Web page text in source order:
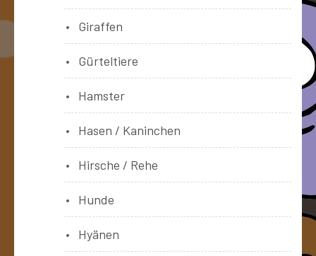
Giraffen
Gürteltiere
Hamster
Hasen / Kaninchen
Hirsche / Rehe
Hunde
Hyänen